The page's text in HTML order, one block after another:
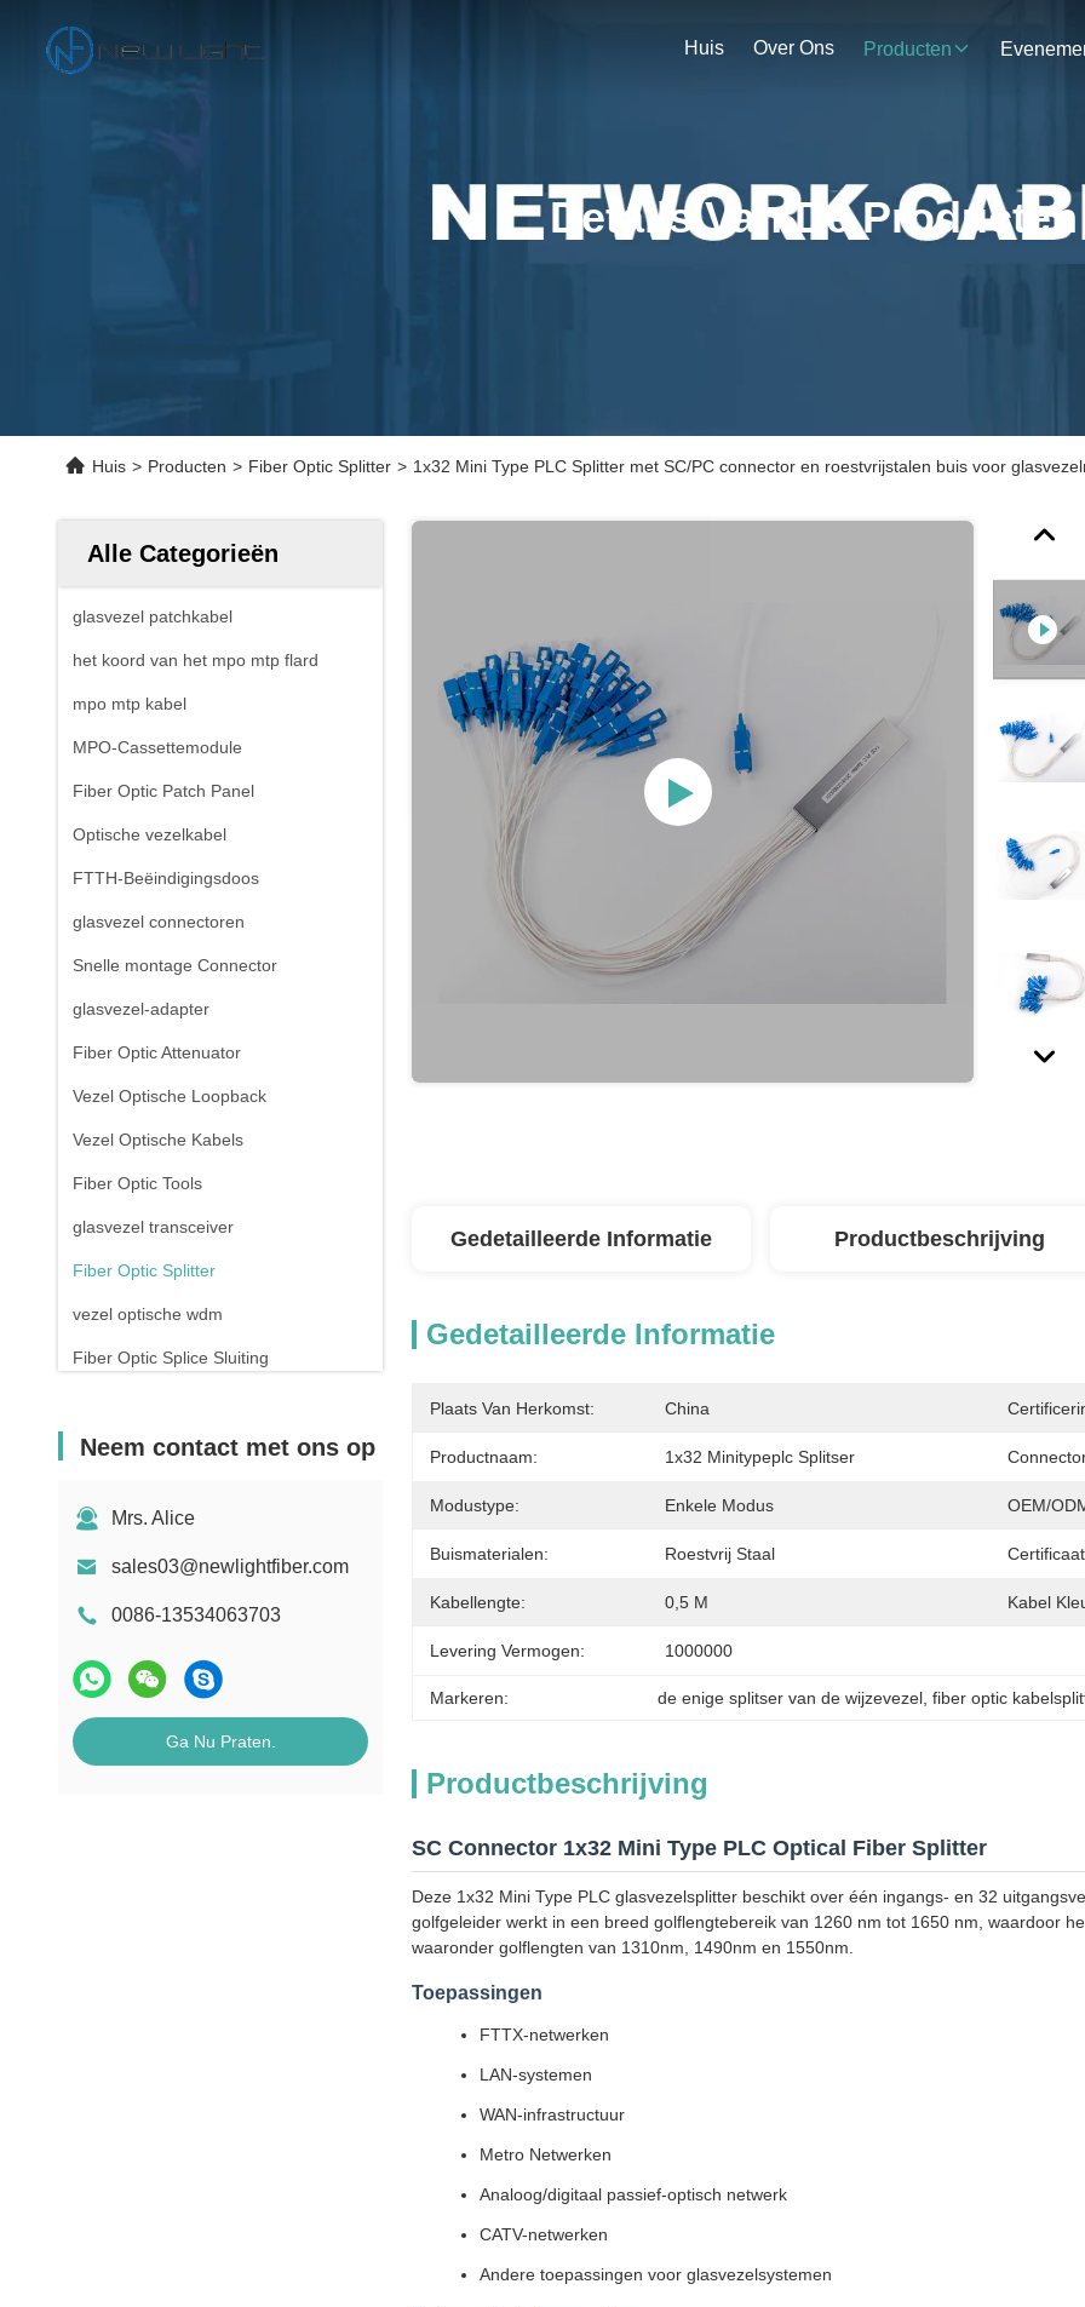
Huis Over Ons Producten
Details Van De Producten
Huis > Producten > Fiber Optic Splitter > 1x32 Mini Type PLC Splitter met SC/PC connector en roestvrijstalen buis voor
Alle Categorieën
glasvezel patchkabel
het koord van het mpo mtp flard
mpo mtp kabel
MPO-Cassettemodule
Fiber Optic Patch Panel
Optische vezelkabel
FTTH-Beëindigingsdoos
glasvezel connectoren
Snelle montage Connector
glasvezel-adapter
Fiber Optic Attenuator
Vezel Optische Loopback
Vezel Optische Kabels
Fiber Optic Tools
glasvezel transceiver
Fiber Optic Splitter
vezel optische wdm
Fiber Optic Splice Sluiting
Rj45 patch panel
Drone met glasvezel
Schakelaar en stopcontact
Neem contact met ons op
Mrs. Alice
sales03@newlightfiber.com
0086-13534063703
Ga Nu Praten.
Gedetailleerde Informatie Productbeschrijving
Gedetailleerde Informatie
Plaats Van Herkomst: China
Productnaam: 1x32 Minitypeplc Splitser
Modustype: Enkele Modus OEM/
Buismaterialen: Roestvrij Staal
Kabellengte: 0,5 M Kabel
Levering Vermogen: 1000000
Markeren: de enige splitser van de wijzevezel , fiber optic
Productbeschrijving
SC Connector 1x32 Mini Type PLC Optical Fiber Splitter
Deze 1x32 Mini Type PLC glasvezelsplitter beschikt over één ingangs- en 32
golfgeleider werkt in een breed golflengtebereik van 1260 nm tot 1650 nm, waardoor
waaronder golflengten van 1310nm, 1490nm en 1550nm.
Toepassingen
FTTX-netwerken
LAN-systemen
WAN-infrastructuur
Metro Netwerken
Analoog/digitaal passief-optisch netwerk
CATV-netwerken
Andere toepassingen voor glasvezelsystemen